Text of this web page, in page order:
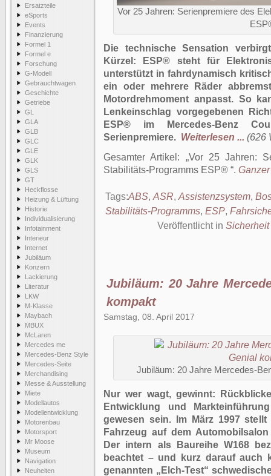
Ersatzteile
eSports
Events
Finanzierung
Formel 1
Formel e
Forschung
G-Modell
Gebrauchtwagen
Geschichte
Getriebe
GL
GLA
GLB
GLC
GLE
GLK
GLS
GT
Heckflosse
Heizung & Lüftung
Historie
Individualisierung
Infotainment
Interieur
Internet
Jubiläum
Konzern
Lackierung
Literatur
LKW
M-Klasse
Maybach
MBUX
McLaren
Mercedes me
Mercedes-Benz Style
Mercedes-Seite
Merchandising
Messe & Ausstellung
Miete
Modellautos
Modellentwicklung
Motorenbau
Motorsport
Mr Moose
Museum
Navigation
Neuheiten
Vor 25 Jahren: Serienpremiere des
Die technische Sensation
Kürzel: ESP® steht für
unterstützt in fahrdynamisch
ein oder mehrere Räder
Motordrehmoment anpasst. So
Lenkeinschlag vorgegebenen
ESP® im Mercedes-Benz
Serienpremiere. Weiterlesen ... (626
Gesamter Artikel:
Vor 25 Jahren:
Stabilitäts-Programms ESP® .
Tags:ABS, ASR, Assistenzsystem,
Stabilitäts-Programms, ESP,
Veröffentlicht in Sicherheit
Jubiläum: 20 Jahre
kompakt
Samstag, 08. April 2017
Jubiläum: 20 Jahre Mercedes-
Nur wer wagt, gewinnt:
Entwicklung und
gewesen sein. Im März 1997
Fahrzeug auf dem
Der intern als Baureihe W168
beachtet – und kurz darauf auch
genannten „Elch-Test“